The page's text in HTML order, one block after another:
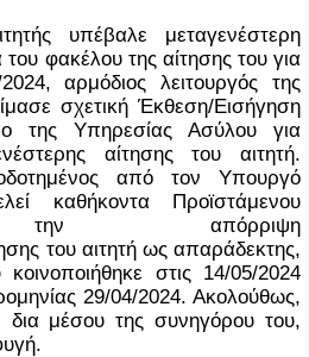
υπέβαλε μεταγενέστερη
φακέλου της αίτησης του για
αρμόδιος λειτουργός της
σχετική Έκθεση/Εισήγηση
της Υπηρεσίας Ασύλου για
αίτησης του αιτητή.
από τον Υπουργό
καθήκοντα Προϊστάμενου
την απόρριψη
του αιτητή ως απαράδεκτης,
στις 14/05/2024
29/04/2024. Ακολούθως,
δια μέσου της συνηγόρου του,